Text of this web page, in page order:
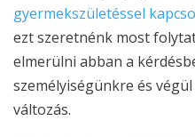
gyermekszületéssel
ezt szeretnénk most
elmerülni abban a
személyiségünkre és
változás.